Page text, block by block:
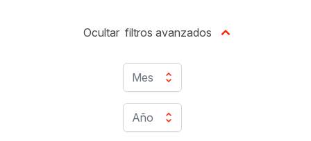
Mes
Año
Ocultar filtros avanzados